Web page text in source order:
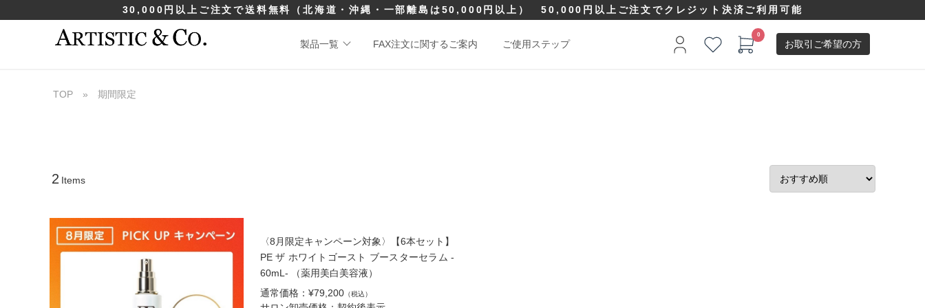
30,000円以上ご注文で送料無料 （北海道・沖縄・一部離島は50,000円以上） 50,000円以上ご注文でクレジット決済ご利用可能
製品一覧 FAX注文に関するご案内 ご使用ステップ お取引ご希望の方
TOP » 期間限定
2 Items
〈8月限定キャンペーン対象〉【6本セット】
PE ザ ホワイトゴースト ブースターセラム -
60mL- （薬用美白美容液）
通常価格：¥79,200 （税込）